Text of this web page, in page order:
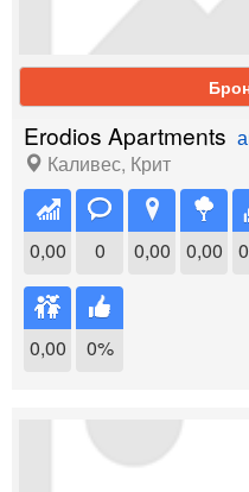
Erodios Apartments
Каливес, Крит
0,00 0 0,00 0,00
0,00 0%